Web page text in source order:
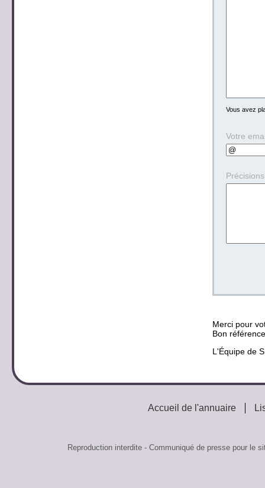
Vous avez
Votre
Merci pour
Bon
L'Équipe de
Accueil de l'annuaire
Reproduction interdite - Communiqué de presse pour le